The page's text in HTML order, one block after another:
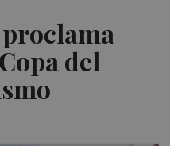
del